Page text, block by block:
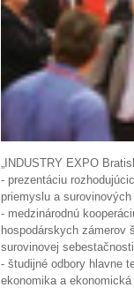
„INDUSTRY EXPO
- prezentáciu
priemyslu a
- medzinárodnú
hospodárskych zámerov
surovinovej
- študijné odbory hlavne
ekonomika a